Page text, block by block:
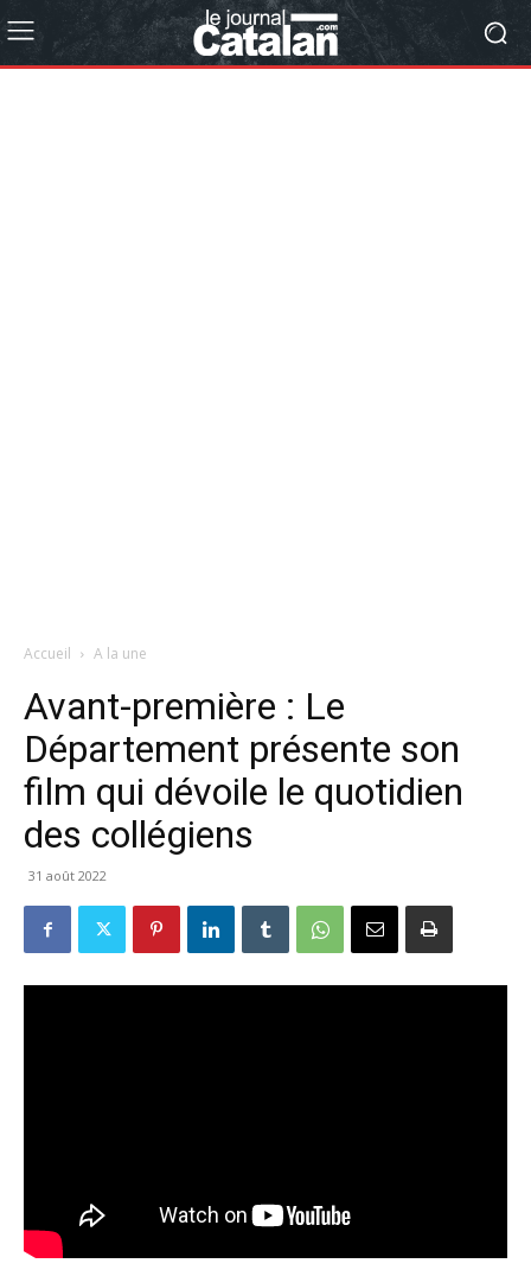
Accueil A la une
Avant-première : Le
Département présente son
film qui dévoile le quotidien
des collégiens
31 août 2022